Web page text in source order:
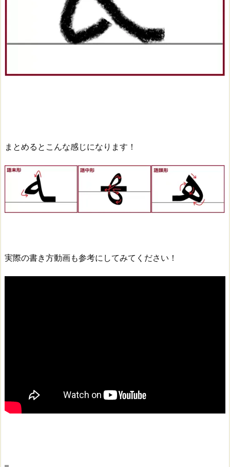
まとめるとこんな感じになります！
実際の書き方動画も参考にしてみてください！